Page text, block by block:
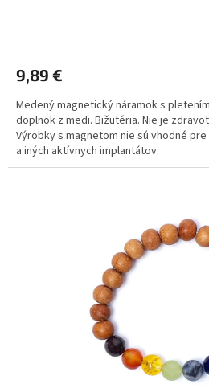
9,89 €
Medený magnetický náramok s
doplnok z medi. Bižutéria. Nie je
Výrobky s magnetom nie sú vhodné
a iných aktívnych implantátov.